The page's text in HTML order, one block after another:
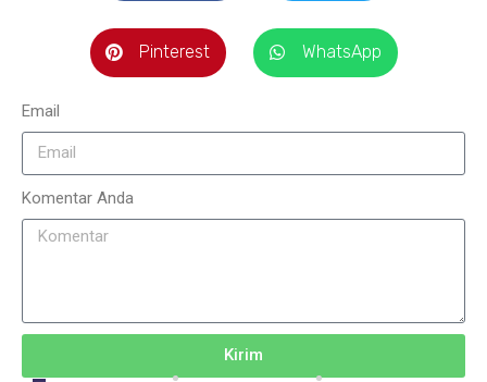
Pinterest WhatsApp
Email
Komentar Anda
Kirim